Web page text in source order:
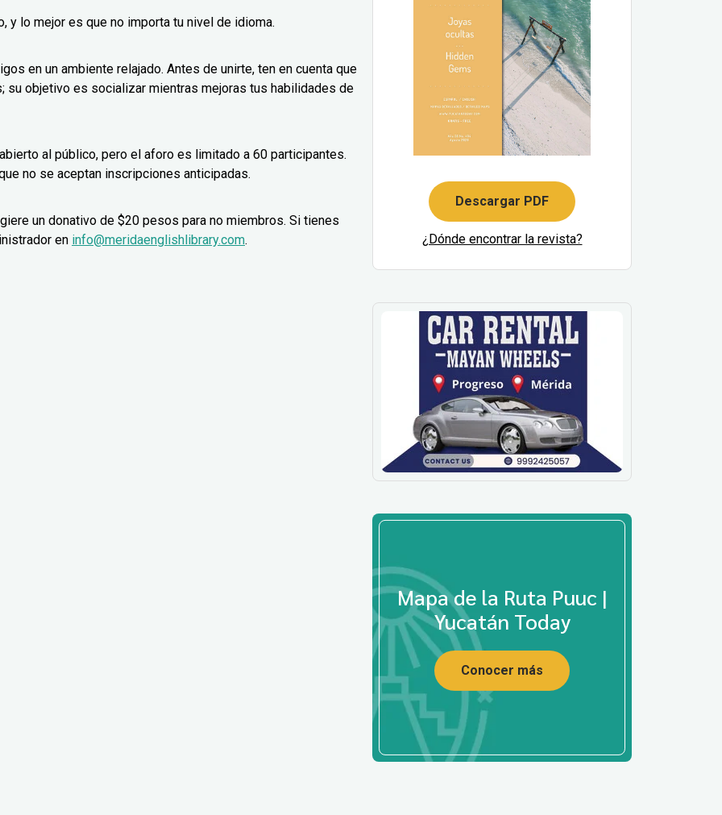
y lo mejor es que no importa tu nivel de idioma.
en un ambiente relajado. Antes de unirte, ten en cuenta que
objetivo es socializar mientras mejoras tus habilidades de
al público, pero el aforo es limitado a 60 participantes.
no se aceptan inscripciones anticipadas.
un donativo de $20 pesos para no miembros. Si tienes
en info@meridaenglishlibrary.com.
Descargar PDF
¿Dónde encontrar la revista?
Mapa de la Ruta Puuc |
Yucatán Today
Conocer más